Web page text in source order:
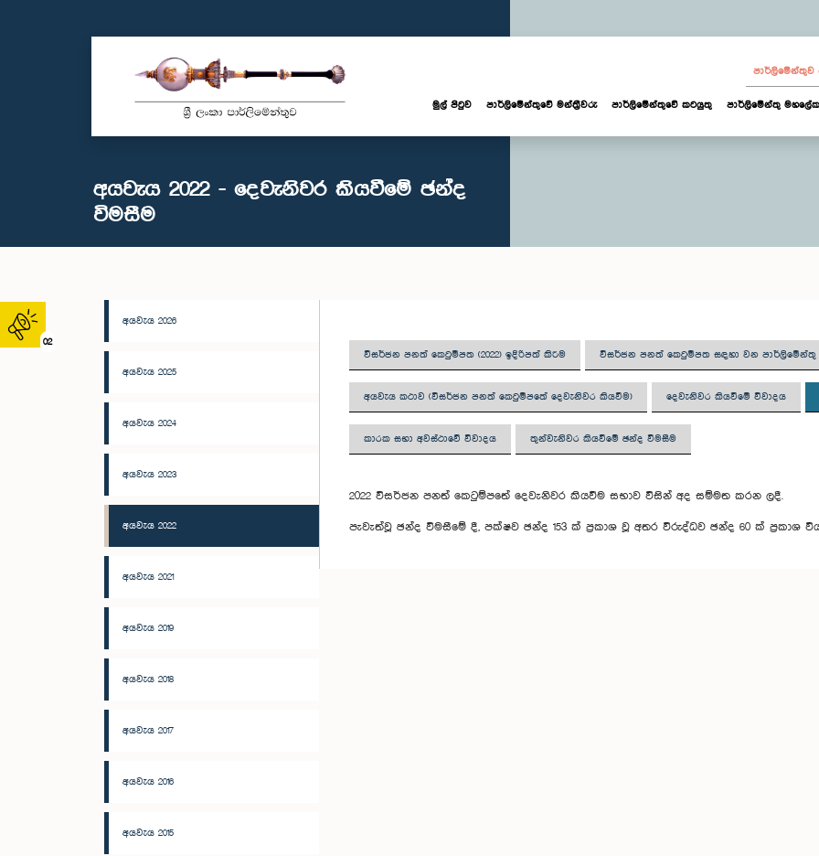
02
පාර්ලි‌මේන්තුව
මුල් පිටුව පාර්ලි‌මේන්තුවේ මන්ත්‍රීවරු පාර්ලිමේන්තුවේ කටයුතු පාර්ලිමේන්තු
අයවැය 2022 - දෙවැනිවර කියවීමේ ඡන්ද
විමසීම
අයවැය 2026
අයවැය 2025
අයවැය 2024
අයවැය 2023
අයවැය 2022
අයවැය 2021
අයවැය 2019
අයවැය 2018
අයවැය 2017
අයවැය 2016
අයවැය 2015
විසර්ජන පනත් කෙටුම්පත (2022) ඉදිරිපත් කිරීම විසර්ජන පනත් කෙටුම්පත සඳහා වන පාර්ලිමේන්තු
අයවැය කථාව (විසර්ජන පනත් කෙටුම්පතේ දෙවැනිවර කියවීම) දෙවැනිවර කියවීමේ විවාදය
කාරක සභා අවස්ථාවේ විවාදය තුන්වැනිවර කියවීමේ ඡන්ද විමසීම
2022 විසර්ජන පනත් කෙටුම්පතේ දෙවැනිවර කියවීම සභාව විසින් අද සම්මත කරන ලදී.
පැවැත්වූ ඡන්ද විමසීමේ දී, පක්ෂව ඡන්ද 153 ක් ප්‍රකාශ වූ අතර විරුද්ධව ඡන්ද 60 ක් ප්‍රකාශ